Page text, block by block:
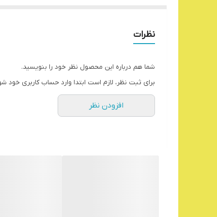
نظرات
شما هم درباره این محصول نظر خود را بنویسید.
برای ثبت نظر، لازم است ابتدا وارد حساب کاربری خود
افزودن نظر